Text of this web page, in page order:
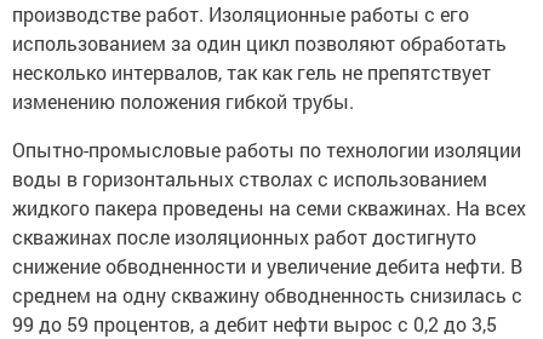
производстве работ. Изоляционные работы с его
использованием за один цикл позволяют обработать
несколько интервалов, так как гель не препятствует
изменению положения гибкой трубы.
Опытно-промысловые работы по технологии изоляции
воды в горизонтальных стволах с использованием
жидкого пакера проведены на семи скважинах. На всех
скважинах после изоляционных работ достигнуто
снижение обводненности и увеличение дебита нефти. В
среднем на одну скважину обводненность снизилась с
99 до 59 процентов, а дебит нефти вырос с 0,2 до 3,5